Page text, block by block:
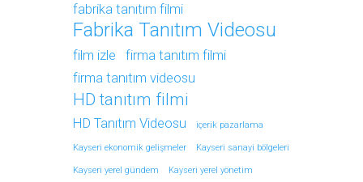
fabrika tanıtım filmi
Fabrika Tanıtım Videosu
film izle
firma tanıtım filmi
firma tanıtım videosu
HD tanıtım filmi
HD Tanıtım Videosu içerik pazarlama
Kayseri ekonomik gelişmeler Kayseri sanayi bölgeleri
Kayseri yerel gündem Kayseri yerel yönetim